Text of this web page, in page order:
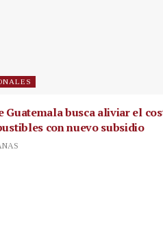
Guatemala busca aliviar el
con nuevo subsidio